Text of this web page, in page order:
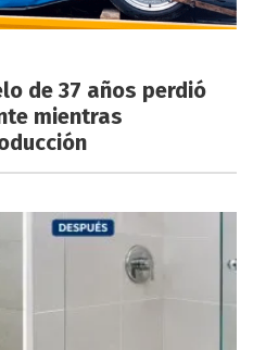
de 37 años perdió
mientras